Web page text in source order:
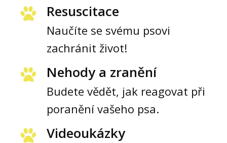
Resuscitace
Naučíte se svému psovi
zachránit život!
Nehody a zranění
Budete vědět, jak reagovat při
poranění vašeho psa.
Videoukázky